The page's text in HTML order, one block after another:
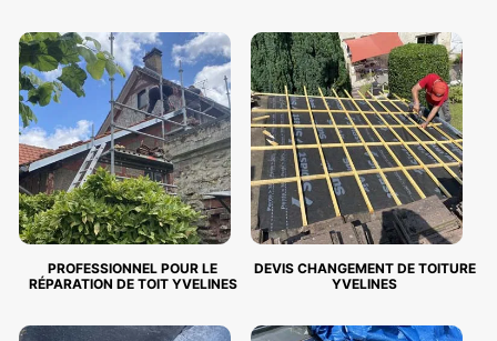
PROFESSIONNEL POUR LE
RÉPARATION DE TOIT YVELINES
DEVIS CHANGEMENT DE TOITURE
YVELINES